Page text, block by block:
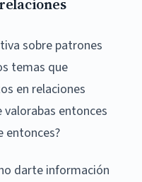
sobre patrones
temas que
en relaciones
valorabas entonces
entonces?
darte información